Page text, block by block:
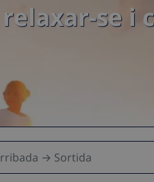
se i
→ Sortida